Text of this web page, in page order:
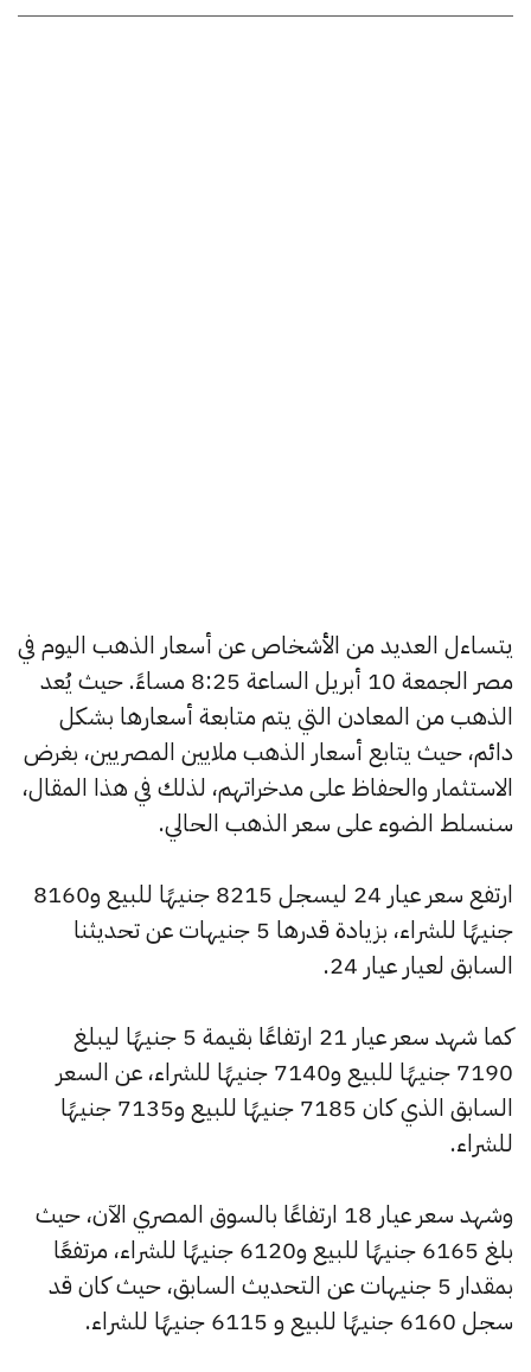
يتساءل العديد من الأشخاص عن أسعار الذهب اليوم في
مصر الجمعة 10 أبريل الساعة 8:25 مساءً. حيث يُعد
الذهب من المعادن التي يتم متابعة أسعارها بشكل
دائم، حيث يتابع أسعار الذهب ملايين المصريين، بغرض
الاستثمار والحفاظ على مدخراتهم، لذلك في هذا المقال،
سنسلط الضوء على سعر الذهب الحالي.
ارتفع سعر عيار 24 ليسجل 8215 جنيهًا للبيع و8160
جنيهًا للشراء، بزيادة قدرها 5 جنيهات عن تحديثنا
السابق لعيار عيار 24.
كما شهد سعر عيار 21 ارتفاعًا بقيمة 5 جنيهًا ليبلغ
7190 جنيهًا للبيع و7140 جنيهًا للشراء، عن السعر
السابق الذي كان 7185 جنيهًا للبيع و7135 جنيهًا
للشراء.
وشهد سعر عيار 18 ارتفاعًا بالسوق المصري الآن، حيث
بلغ 6165 جنيهًا للبيع و6120 جنيهًا للشراء، مرتفعًا
بمقدار 5 جنيهات عن التحديث السابق، حيث كان قد
سجل 6160 جنيهًا للبيع و 6115 جنيهًا للشراء.